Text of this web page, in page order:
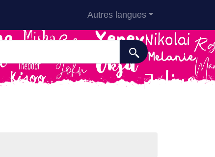
Autres langues